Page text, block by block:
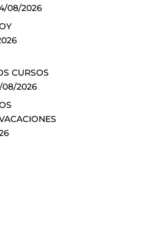
08/2026
CURSOS
08/2026